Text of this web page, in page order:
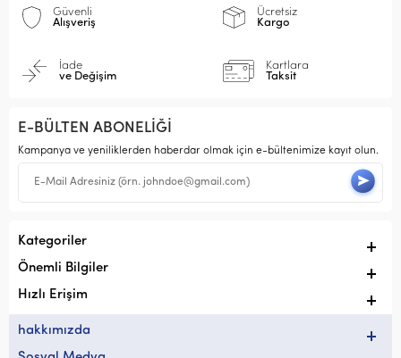
Güvenli
Alışveriş
Ücretsiz
Kargo
İade
ve Değişim
Kartlara
Taksit
E-BÜLTEN ABONELİĞİ
Kampanya ve yeniliklerden haberdar olmak için e-bültenimize kayıt olun.
Kategoriler
Önemli Bilgiler
Hızlı Erişim
hakkımızda